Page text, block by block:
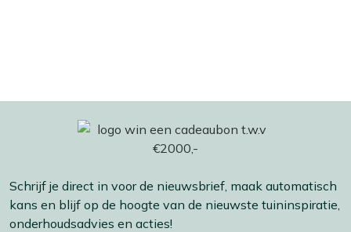
Schrijf je direct in voor de nieuwsbrief, maak automatisch
kans en blijf op de hoogte van de nieuwste tuininspiratie,
onderhoudsadvies en acties!